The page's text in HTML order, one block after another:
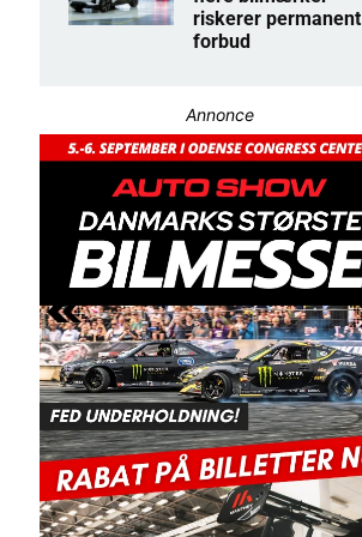
riskerer permanent
forbud
Annonce